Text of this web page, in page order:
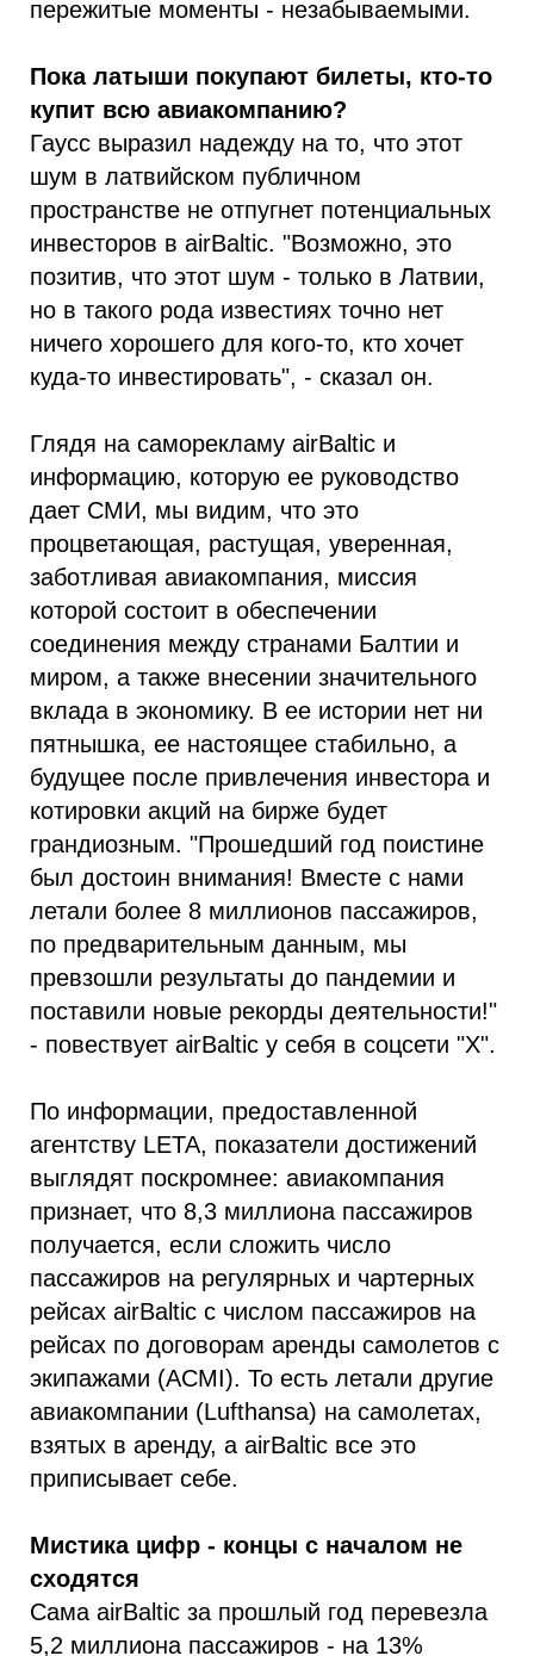
пережитые моменты - незабываемыми.
Пока латыши покупают билеты, кто-то
купит всю авиакомпанию?
Гаусс выразил надежду на то, что этот
шум в латвийском публичном
пространстве не отпугнет потенциальных
инвесторов в airBaltic. "Возможно, это
позитив, что этот шум - только в Латвии,
но в такого рода известиях точно нет
ничего хорошего для кого-то, кто хочет
куда-то инвестировать", - сказал он.
Глядя на саморекламу airBaltic и
информацию, которую ее руководство
дает СМИ, мы видим, что это
процветающая, растущая, уверенная,
заботливая авиакомпания, миссия
которой состоит в обеспечении
соединения между странами Балтии и
миром, а также внесении значительного
вклада в экономику. В ее истории нет ни
пятнышка, ее настоящее стабильно, а
будущее после привлечения инвестора и
котировки акций на бирже будет
грандиозным. "Прошедший год поистине
был достоин внимания! Вместе с нами
летали более 8 миллионов пассажиров,
по предварительным данным, мы
превзошли результаты до пандемии и
поставили новые рекорды деятельности!"
- повествует airBaltic у себя в соцсети "Х".
По информации, предоставленной
агентству LETA, показатели достижений
выглядят поскромнее: авиакомпания
признает, что 8,3 миллиона пассажиров
получается, если сложить число
пассажиров на регулярных и чартерных
рейсах airBaltic с числом пассажиров на
рейсах по договорам аренды самолетов с
экипажами (ACMI). То есть летали другие
авиакомпании (Lufthansa) на самолетах,
взятых в аренду, а airBaltic все это
приписывает себе.
Мистика цифр - концы с началом не
сходятся
Сама airBaltic за прошлый год перевезла
5,2 миллиона пассажиров - на 13%